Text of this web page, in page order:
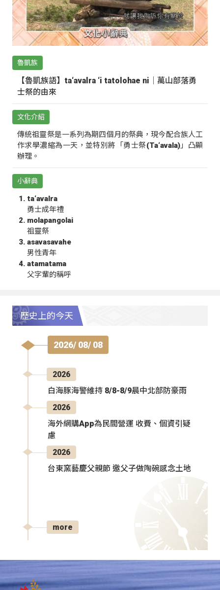
魯凱族
【魯凱族語】ta‘avalra ‘i tatolohae ni｜萬山部落勇
士祭的由來
文化介紹
傳統祖靈祭是一系列為期四個月的祭典，現今配合族人工
作求學濃縮為一天，並特別將「勇士祭(Ta‘avala)」凸顯
辦理。
小辭典
ta‘avalra
勇士成年禮
molapangolai
祖靈祭
asavasavahe
男性青年
atamatama
父字輩的稱呼
歷史上的今天
2026/ 08/ 08
2026
白海豚海警維持 8/8-8/9晨中北部防豪雨
2026
海外網購App為民間營運 收費、個資引疑
慮
2026
台東窯藝慶父親節 邀父子做陶碗感念土地
more